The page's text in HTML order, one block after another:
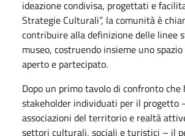
ideazione condivisa, progettati e
Strategie Culturali”, la comunità è
contribuire alla definizione delle linee
museo, costruendo insieme uno
aperto e partecipato.
Dopo un primo tavolo di confronto che
stakeholder individuati per il progetto
associazioni del territorio e realtà
settori culturali, sociali e turistici – il